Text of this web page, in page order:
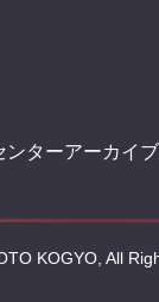
ンターアーカイブ
KOGYO, All